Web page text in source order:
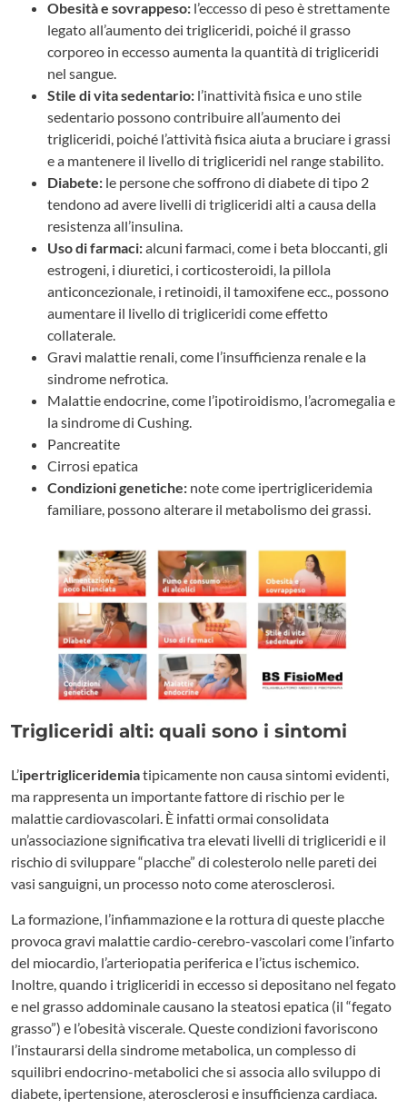
Obesità e sovrappeso: l’eccesso di peso è strettamente
legato all’aumento dei trigliceridi, poiché il grasso
corporeo in eccesso aumenta la quantità di trigliceridi
nel sangue.
Stile di vita sedentario: l’inattività fisica e uno stile
sedentario possono contribuire all’aumento dei
trigliceridi, poiché l’attività fisica aiuta a bruciare i grassi
e a mantenere il livello di trigliceridi nel range stabilito.
Diabete: le persone che soffrono di diabete di tipo 2
tendono ad avere livelli di trigliceridi alti a causa della
resistenza all’insulina.
Uso di farmaci:alcuni farmaci, come i beta bloccanti, gli
estrogeni, i diuretici, i corticosteroidi, la pillola
anticoncezionale, i retinoidi, il tamoxifene ecc., possono
aumentare il livello di trigliceridi come effetto
collaterale.
Gravi malattie renali, come l’insufficienza renale e la
sindrome nefrotica.
Malattie endocrine, come l’ipotiroidismo, l’acromegalia e
la sindrome di Cushing.
Pancreatite
Cirrosi epatica
Condizioni genetiche: note come ipertrigliceridemia
familiare, possono alterare il metabolismo dei grassi.
Trigliceridi alti: quali sono i sintomi
L’ipertrigliceridemiatipicamente non causa sintomi evidenti,
ma rappresenta un importante fattore di rischio per le
malattie cardiovascolari. È infatti ormai consolidata
un’associazione significativa tra elevati livelli di trigliceridi e il
rischio di sviluppare “placche” di colesterolo nelle pareti dei
vasi sanguigni, un processo noto come aterosclerosi.
La formazione, l’infiammazione e la rottura di queste placche
provoca gravi malattie cardio-cerebro-vascolari come l’infarto
del miocardio, l’arteriopatia periferica e l’ictus ischemico.
Inoltre, quando i trigliceridi in eccesso si depositano nel fegato
e nel grasso addominale causano la steatosi epatica (il “fegato
grasso”) e l’obesità viscerale. Queste condizioni favoriscono
l’instaurarsi della sindrome metabolica, un complesso di
squilibri endocrino-metabolici che si associa allo sviluppo di
diabete, ipertensione, aterosclerosi e insufficienza cardiaca.